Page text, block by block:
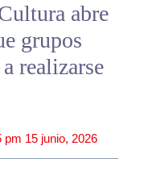
abre
grupos
realizarse
pm 15 junio, 2026